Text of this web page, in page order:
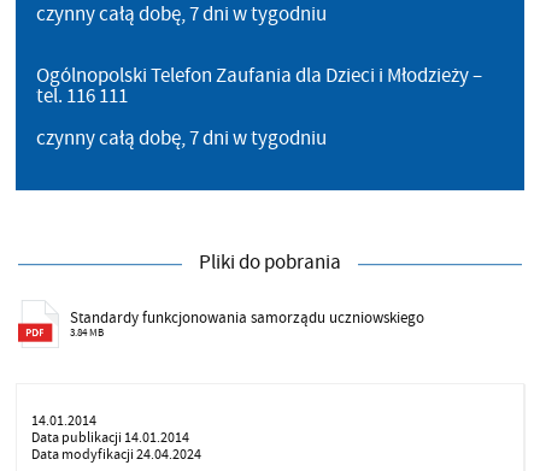
czynny całą dobę, 7 dni w tygodniu
Ogólnopolski Telefon Zaufania dla Dzieci i Młodzieży –
tel. 116 111
czynny całą dobę, 7 dni w tygodniu
Pliki do pobrania
Standardy funkcjonowania samorządu uczniowskiego
3.84 MB
14.01.2014
Data publikacji 14.01.2014
Data modyfikacji 24.04.2024